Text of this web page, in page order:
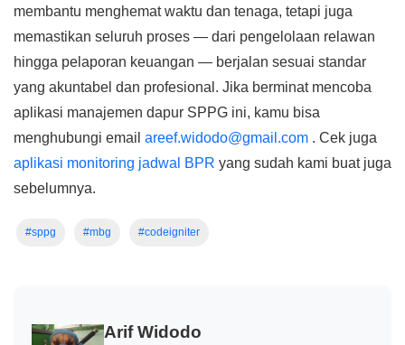
membantu menghemat waktu dan tenaga, tetapi juga
memastikan seluruh proses — dari pengelolaan relawan
hingga pelaporan keuangan — berjalan sesuai standar
yang akuntabel dan profesional. Jika berminat mencoba
aplikasi manajemen dapur SPPG ini, kamu bisa
menghubungi email areef.widodo@gmail.com . Cek juga
aplikasi monitoring jadwal BPR yang sudah kami buat juga
sebelumnya.
#sppg #mbg #codeigniter
Arif Widodo